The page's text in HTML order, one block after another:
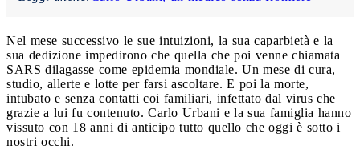
Nel mese successivo le sue intuizioni, la sua caparbietà e la
sua dedizione impedirono che quella che poi venne chiamata
SARS dilagasse come epidemia mondiale. Un mese di cura,
studio, allerte e lotte per farsi ascoltare. E poi la morte,
intubato e senza contatti coi familiari, infettato dal virus che
grazie a lui fu contenuto. Carlo Urbani e la sua famiglia hanno
vissuto con 18 anni di anticipo tutto quello che oggi è sotto i
nostri occhi.